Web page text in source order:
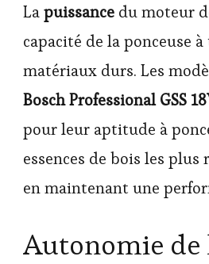
Lapuissance du moteur
capacité de la ponceuse
matériaux durs. Les
Bosch Professional GSS
pour leur aptitude à
essences de bois les
en maintenant une
Autonomie de